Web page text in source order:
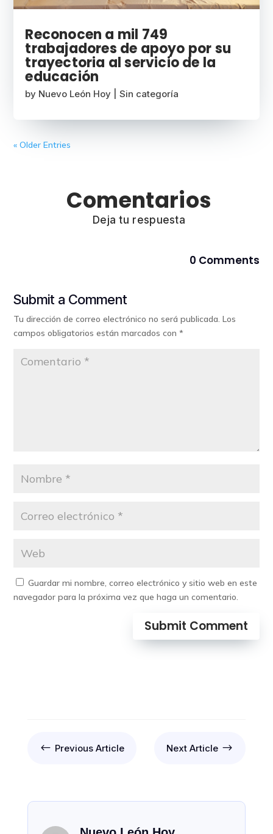
Reconocen a mil 749
trabajadores de apoyo por su
trayectoria al servicio de la
educación
by Nuevo León Hoy |Sin categoría
« Older Entries
Comentarios
Deja tu respuesta
0 Comments
Submit a Comment
Tu dirección de correo electrónico no será publicada. Los
campos obligatorios están marcados con*
Guardar mi nombre, correo electrónico y sitio web en este
navegador para la próxima vez que haga un comentario.
Submit Comment
# Previous Article Next Article $